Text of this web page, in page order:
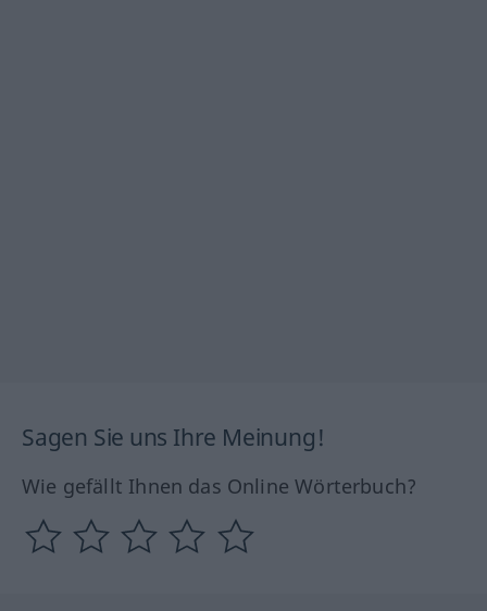
Sagen Sie uns Ihre Meinung!
Wie gefällt Ihnen das Online Wörterbuch?